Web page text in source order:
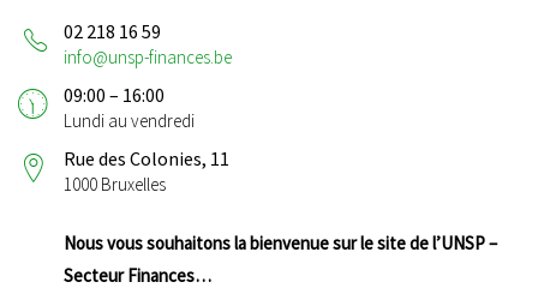
02 218 16 59
info@unsp-finances.be
09:00 – 16:00
Lundi au vendredi
Rue des Colonies, 11
1000 Bruxelles
Nous vous souhaitons la bienvenue sur le site de l’UNSP –
Secteur Finances…